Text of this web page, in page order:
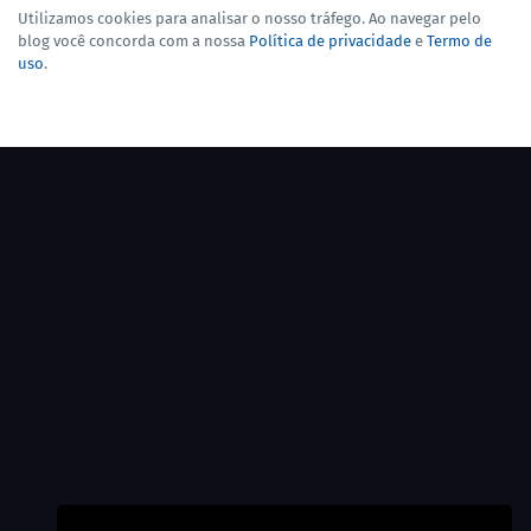
Utilizamos cookies para analisar o nosso tráfego. Ao navegar pelo
blog você concorda com a nossa Política de privacidade e Termo de
uso.